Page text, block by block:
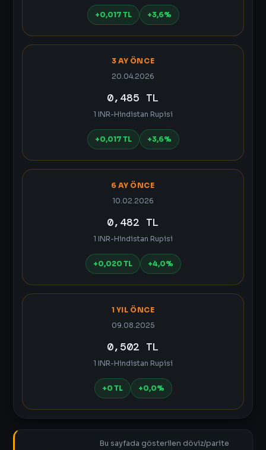
+0,017 TL +3,6%
3 AY ÖNCE
20.04.2026
0,485 TL
1 INR-Hindistan Rupisi
+0,017 TL +3,6%
6 AY ÖNCE
10.02.2026
0,482 TL
1 INR-Hindistan Rupisi
+0,020 TL +4,0%
1 YIL ÖNCE
09.08.2025
0,502 TL
1 INR-Hindistan Rupisi
+0 TL +0,0%
Bu sayfada gösterilen döviz/parite